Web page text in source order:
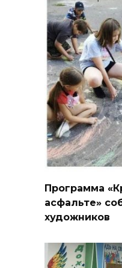
Программа
асфальте»
художников